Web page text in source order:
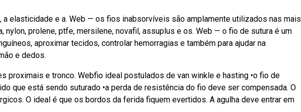
elasticidade e a. Web — os fios inabsorvíveis são amplamente utilizados nas mais
nylon, prolene, ptfe, mersilene, novafil, assuplus e os. Web — o fio de sutura é um
aproximar tecidos, controlar hemorragias e também para ajudar na
e dedos.
proximais e tronco. Webfio ideal postulados de van winkle e hasting •o fio de
que está sendo suturado •a perda de resistência do fio deve ser compensada. O
O ideal é que os bordos da ferida fiquem evertidos. A agulha deve entrar em